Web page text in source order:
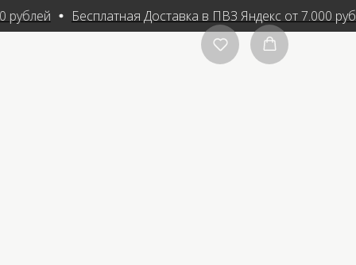
рублей Бесплатная Доставка в ПВЗ Яндекс от 7.000